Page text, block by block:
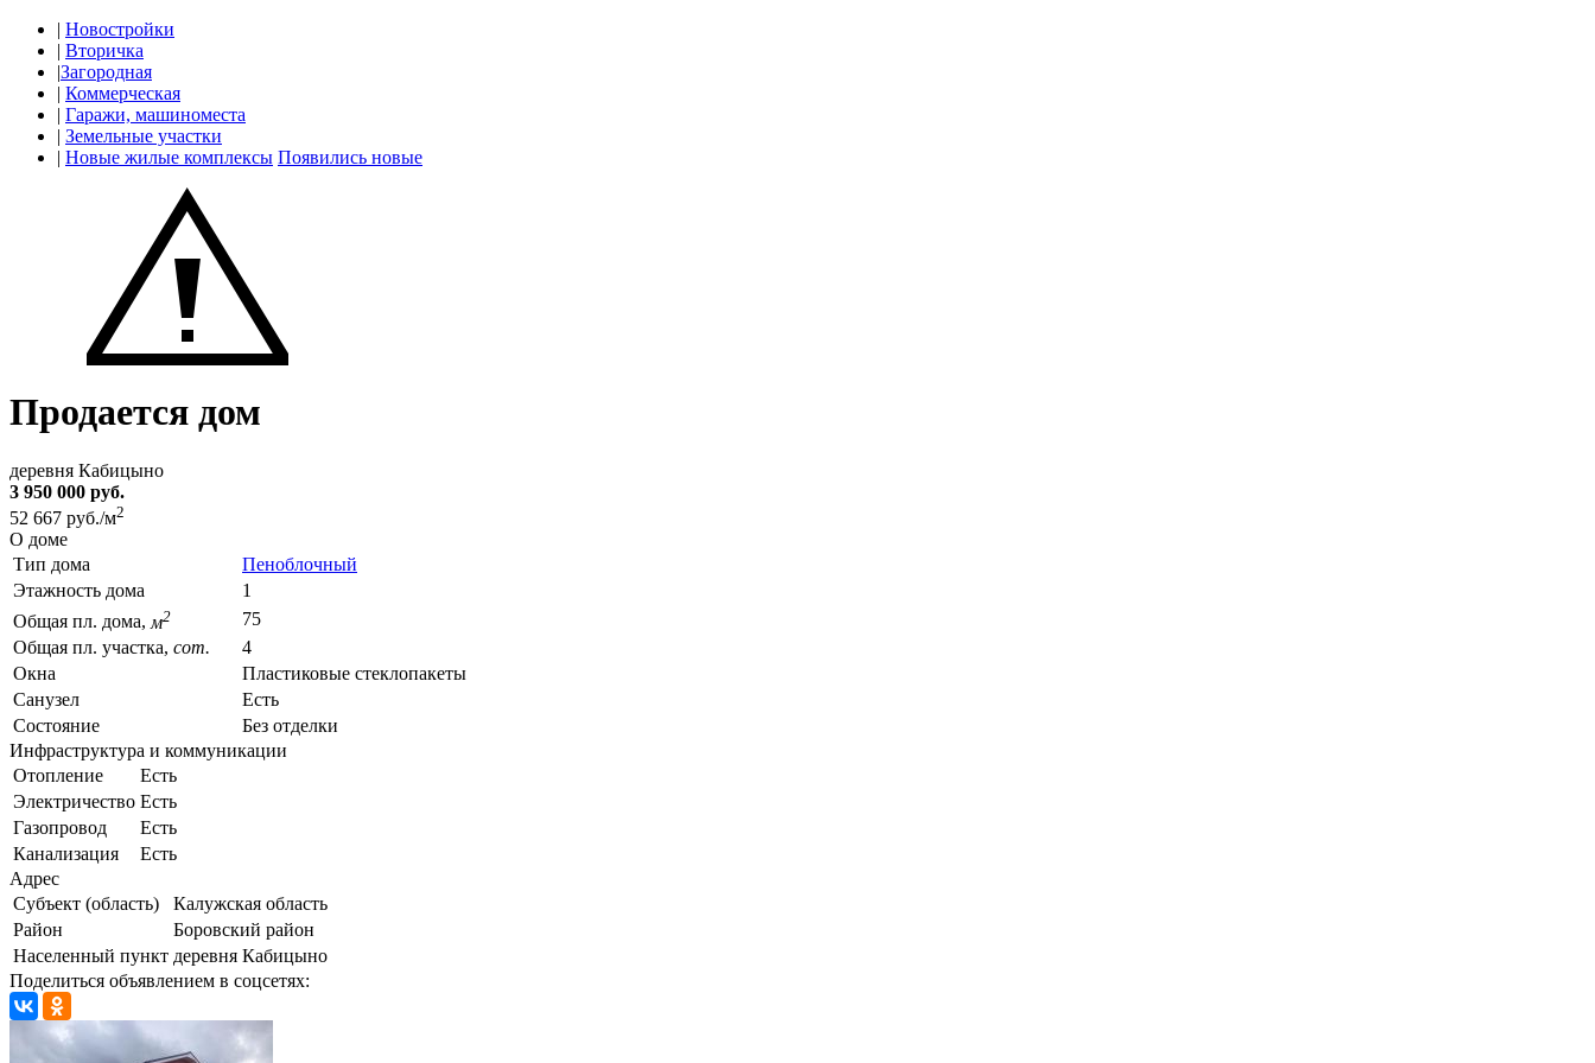
| Новостройки
| Вторичка
|Загородная
| Коммерческая
| Гаражи, машиноместа
| Земельные участки
| Новые жилые комплексы Появились новые
Продается дом
деревня Кабицыно
3 950 000 руб.
52 667 руб./м2
О доме
Тип дома
Пеноблочный
Этажность дома
1
Общая пл. дома, м2
75
Общая пл. участка, сот.
4
Окна
Пластиковые стеклопакеты
Санузел
Есть
Состояние
Без отделки
Инфраструктура и коммуникации
Отопление
Есть
Электричество Есть
Газопровод
Есть
Канализация
Есть
Адрес
Субъект (область)
Калужская область
Район
Боровский район
Населенный пункт деревня Кабицыно
Поделиться объявлением в соцсетях: